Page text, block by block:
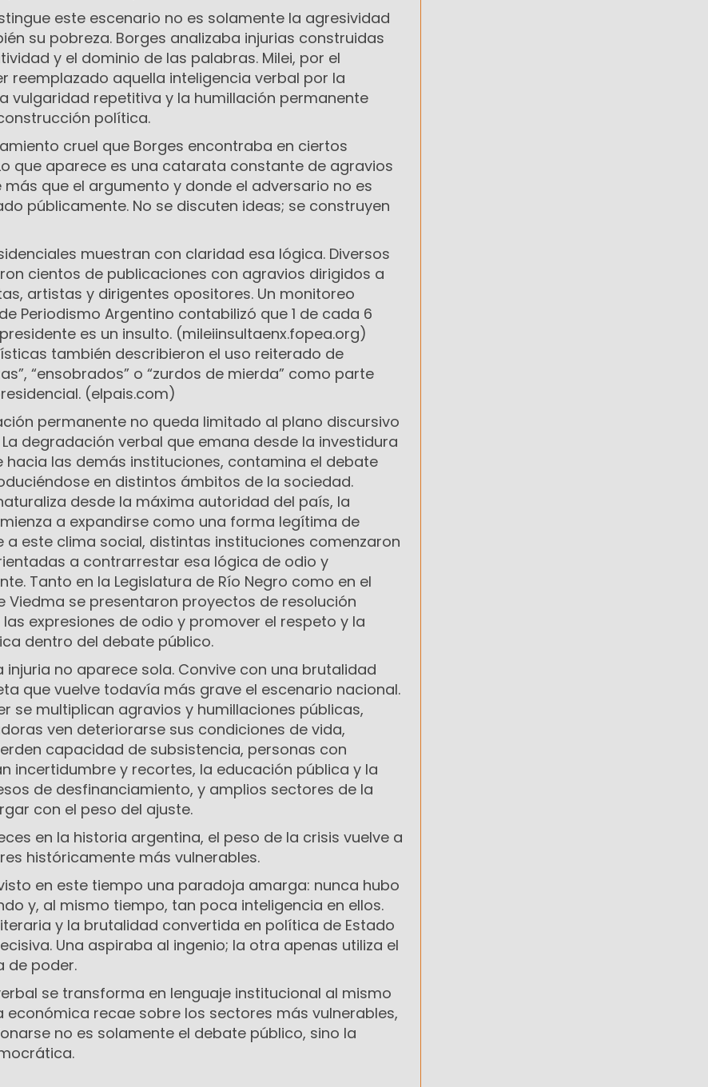
este escenario no es solamente la agresividad
su pobreza. Borges analizaba injurias construidas
y el dominio de las palabras. Milei, por el
reemplazado aquella inteligencia verbal por la
vulgaridad repetitiva y la humillación permanente
política.
cruel que Borges encontraba en ciertos
que aparece es una catarata constante de agravios
que el argumento y donde el adversario no es
públicamente. No se discuten ideas; se construyen
muestran con claridad esa lógica. Diversos
cientos de publicaciones con agravios dirigidos a
artistas y dirigentes opositores. Un monitoreo
Periodismo Argentino contabilizó que 1 de cada 6
es un insulto. (mileiinsultaenx.fopea.org)
también describieron el uso reiterado de
“ensobrados” o “zurdos de mierda” como parte
(elpais.com)
permanente no queda limitado al plano discursivo
degradación verbal que emana desde la investidura
hacia las demás instituciones, contamina el debate
en distintos ámbitos de la sociedad.
desde la máxima autoridad del país, la
a expandirse como una forma legítima de
a este clima social, distintas instituciones comenzaron
a contrarrestar esa lógica de odio y
Tanto en la Legislatura de Río Negro como en el
Viedma se presentaron proyectos de resolución
expresiones de odio y promover el respeto y la
dentro del debate público.
injuria no aparece sola. Convive con una brutalidad
que vuelve todavía más grave el escenario nacional.
se multiplican agravios y humillaciones públicas,
ven deteriorarse sus condiciones de vida,
capacidad de subsistencia, personas con
incertidumbre y recortes, la educación pública y la
de desfinanciamiento, y amplios sectores de la
con el peso del ajuste.
en la historia argentina, el peso de la crisis vuelve a
históricamente más vulnerables.
en este tiempo una paradoja amarga: nunca hubo
y, al mismo tiempo, tan poca inteligencia en ellos.
y la brutalidad convertida en política de Estado
Una aspiraba al ingenio; la otra apenas utiliza el
de poder.
se transforma en lenguaje institucional al mismo
económica recae sobre los sectores más vulnerables,
no es solamente el debate público, sino la